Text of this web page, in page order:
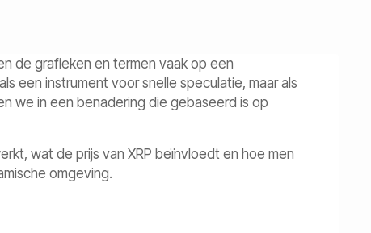
de grafieken en termen vaak op een
een instrument voor snelle speculatie, maar als
we in een benadering die gebaseerd is op
wat de prijs van XRP beïnvloedt en hoe men
omgeving.